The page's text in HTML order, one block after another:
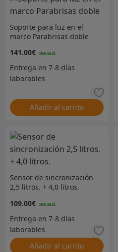
Soporte para luz en el
marco Parabrisas doble
141.00€
Añadir al carrito
Sensor de sincronización
2,5 litros. + 4,0 litros.
109.00€
Añadir al carrito